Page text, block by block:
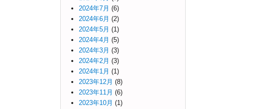
2024年7月 (6)
2024年6月 (2)
2024年5月 (1)
2024年4月 (5)
2024年3月 (3)
2024年2月 (3)
2024年1月 (1)
2023年12月 (8)
2023年11月 (6)
2023年10月 (1)